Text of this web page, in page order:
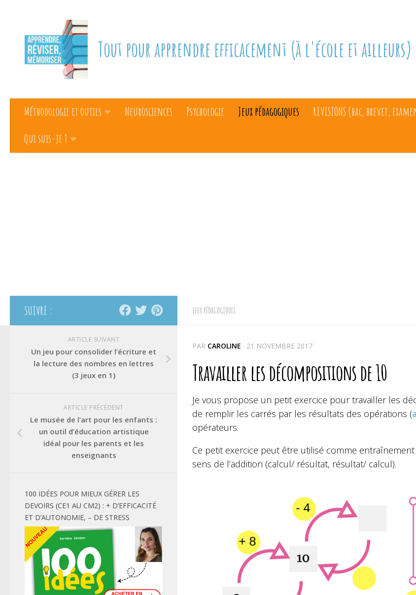
Tout pour apprendre efficacement (à l'école et ailleurs)
Méthodologie et outils Neurosciences Psychologie Jeux pédagogiques REVISIONS (bac, brevet,
Qui suis-je ?
JEUX PÉDAGOGIQUES
PAR CAROLINE · 21 NOVEMBRE 2017
Travailler les décompositions de 10
Je vous propose un petit exercice pour travailler les
de remplir les carrés par les résultats des opérations (
opérateurs.
Ce petit exercice peut être utilisé comme
sens de l’addition (calcul/ résultat, résultat/ calcul).
SUIVRE :
ARTICLE SUIVANT
Un jeu pour consolider l’écriture et
la lecture des nombres en lettres
(3 jeux en 1)
ARTICLE PRÉCÉDENT
Le musée de l’art pour les enfants :
un outil d’éducation artistique
idéal pour les parents et les
enseignants
100 IDÉES POUR MIEUX GÉRER LES
DEVOIRS (CE1 AU CM2) : + D’EFFICACITÉ
ET D’AUTONOMIE, – DE STRESS